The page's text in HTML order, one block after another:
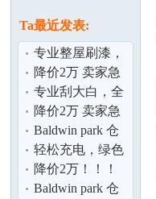
Ta最近发表:
专业整屋刷漆，
为您打造完美家
居空间 ！
降价2万 卖家急
售2% 佣金！
专业刮大白，全
面呵护您的家居
环境！！
降价2万 卖家急
售2% 佣金！
Baldwin park 仓
库出租！
轻松充电，绿色
出行！
降价2万！！！
Chino Hills好景
Baldwin park 仓